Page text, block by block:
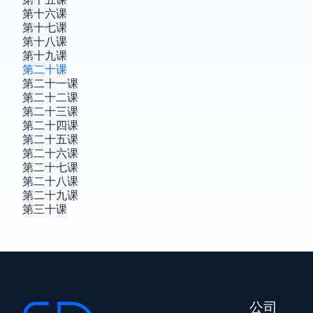
第十六课
第十七课
第十八课
第十九课
第二十课
第二十一课
第二十二课
第二十三课
第二十四课
第二十五课
第二十六课
第二十七课
第二十八课
第二十九课
第三十课
公司